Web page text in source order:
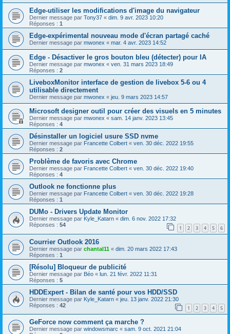
Edge-utiliser les modifications d'image du navigateur
Dernier message par Tony37 « dim. 9 avr. 2023 10:20
Réponses : 1
Edge-expérimental nouveau mode d'écran partagé caché
Dernier message par mwonex « mar. 4 avr. 2023 14:52
Edge - Désactiver le gros bouton bleu (détecter) pour IA
Dernier message par mwonex « ven. 31 mars 2023 18:49
Réponses : 2
LiveboxMonitor interface de gestion de livebox 5-6 ou 4
utilisable directement
Dernier message par mwonex « jeu. 9 mars 2023 14:57
Microsoft designer outil pour créer des visuels en 5 minutes
Dernier message par mwonex « sam. 14 janv. 2023 13:45
Réponses : 4
Désinstaller un logiciel usure SSD nvme
Dernier message par Francette Colbert « ven. 30 déc. 2022 19:55
Réponses : 2
Problème de favoris avec Chrome
Dernier message par Francette Colbert « ven. 30 déc. 2022 19:40
Réponses : 4
Outlook ne fonctionne plus
Dernier message par Francette Colbert « ven. 30 déc. 2022 19:28
Réponses : 1
DUMo - Drivers Update Monitor
Dernier message par Kyle_Katarn « dim. 6 nov. 2022 17:32
Réponses : 54 1 2 3 4 5 6
Courrier Outlook 2016
Dernier message par chantal11 « dim. 20 mars 2022 17:43
Réponses : 1
[Résolu] Bloqueur de publicité
Dernier message par Béo « lun. 21 févr. 2022 11:31
Réponses : 5
HDDExpert - Bilan de santé pour vos HDD/SSD
Dernier message par Kyle_Katarn « jeu. 13 janv. 2022 21:30
Réponses : 42 1 2 3 4 5
GeForce now comment ça marche ?
Dernier message par windowsmarc « sam. 9 oct. 2021 21:04